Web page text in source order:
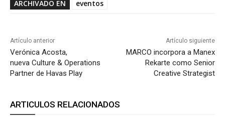
ARCHIVADO EN eventos
Artículo anterior
Verónica Acosta,
nueva Culture & Operations
Partner de Havas Play
Artículo siguiente
MARCO incorpora a Manex
Rekarte como Senior
Creative Strategist
ARTICULOS RELACIONADOS